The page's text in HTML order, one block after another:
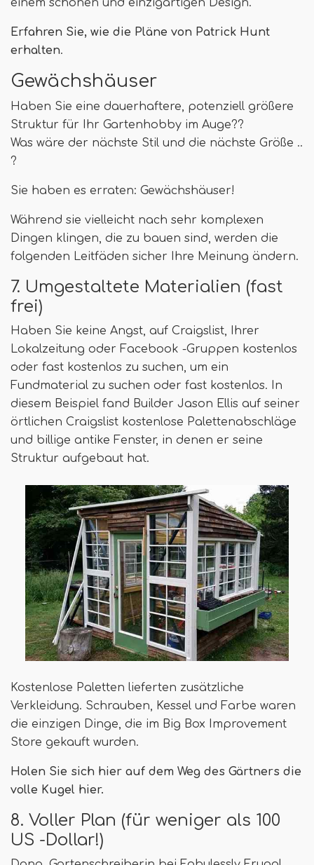
einem schönen und einzigartigen Design.
Erfahren Sie, wie die Pläne von Patrick Hunt
erhalten.
Gewächshäuser
Haben Sie eine dauerhaftere, potenziell größere
Struktur für Ihr Gartenhobby im Auge??
Was wäre der nächste Stil und die nächste Größe ..
?
Sie haben es erraten: Gewächshäuser!
Während sie vielleicht nach sehr komplexen
Dingen klingen, die zu bauen sind, werden die
folgenden Leitfäden sicher Ihre Meinung ändern.
7. Umgestaltete Materialien (fast
frei)
Haben Sie keine Angst, auf Craigslist, Ihrer
Lokalzeitung oder Facebook -Gruppen kostenlos
oder fast kostenlos zu suchen, um ein
Fundmaterial zu suchen oder fast kostenlos. In
diesem Beispiel fand Builder Jason Ellis auf seiner
örtlichen Craigslist kostenlose Palettenabschläge
und billige antike Fenster, in denen er seine
Struktur aufgebaut hat.
Kostenlose Paletten lieferten zusätzliche
Verkleidung. Schrauben, Kessel und Farbe waren
die einzigen Dinge, die im Big Box Improvement
Store gekauft wurden.
Holen Sie sich hier auf dem Weg des Gärtners die
volle Kugel hier.
8. Voller Plan (für weniger als 100
US -Dollar!)